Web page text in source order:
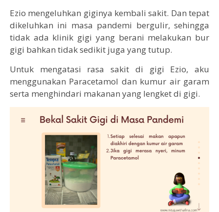
Ezio mengeluhkan giginya kembali sakit. Dan tepat
dikeluhkan ini masa pandemi bergulir, sehingga
tidak ada klinik gigi yang berani melakukan bur
gigi bahkan tidak sedikit juga yang tutup.
Untuk mengatasi rasa sakit di gigi Ezio, aku
menggunakan Paracetamol dan kumur air garam
serta menghindari makanan yang lengket di gigi.